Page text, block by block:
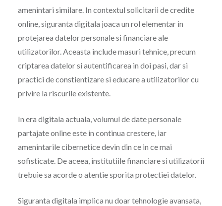
amenintari similare. In contextul solicitarii de credite
online, siguranta digitala joaca un rol elementar in
protejarea datelor personale si financiare ale
utilizatorilor. Aceasta include masuri tehnice, precum
criptarea datelor si autentificarea in doi pasi, dar si
practici de constientizare si educare a utilizatorilor cu
privire la riscurile existente.
In era digitala actuala, volumul de date personale
partajate online este in continua crestere, iar
amenintarile cibernetice devin din ce in ce mai
sofisticate. De aceea, institutiile financiare si utilizatorii
trebuie sa acorde o atentie sporita protectiei datelor.
Siguranta digitala implica nu doar tehnologie avansata,